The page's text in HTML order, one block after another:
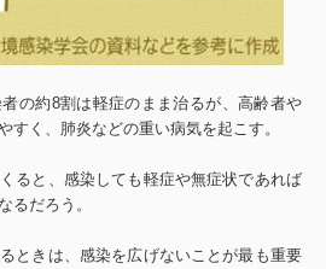
の約8割は軽症のまま治るが、高齢者や
すく、肺炎などの重い病気を起こす。
ると、感染しても軽症や無症状であれば
るだろう。
ときは、感染を広げないことが最も重要